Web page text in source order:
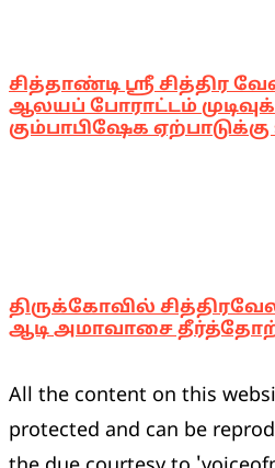
சித்தாண்டி ஸ்ரீ சித்திர
ஆலயப் போராட்டம்
கும்பாபிஷேக ஏற்பாடுக்கு
திருக்கோவில்
ஆடி அமாவாசை
All the content on this
protected and can be